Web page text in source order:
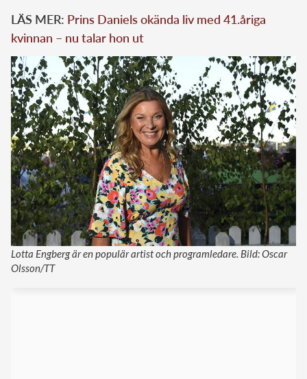
LÄS MER: Prins Daniels okända liv med 41.åriga
kvinnan – nu talar hon ut
Lotta Engberg är en populär artist och programledare. Bild: Oscar
Olsson/TT